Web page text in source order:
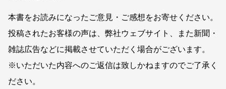
本書をお読みになったご意見・ご感想をお寄せください。
投稿されたお客様の声は、弊社ウェブサイト、また新聞・
雑誌広告などに掲載させていただく場合がございます。
※いただいた内容へのご返信は致しかねますのでご了承く
ださい。